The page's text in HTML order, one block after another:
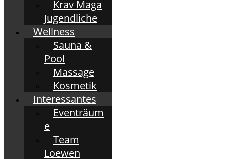
Krav Maga
Jugendliche
Wellness
Sauna &
Pool
Massage
Kosmetik
Interessantes
Eventräum
e
Team
Loewen